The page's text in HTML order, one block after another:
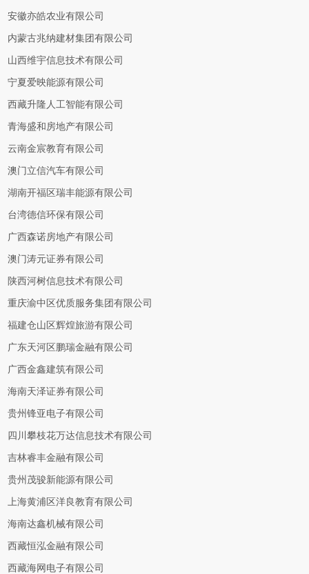
安徽亦皓农业有限公司
内蒙古兆纳建材集团有限公司
山西维宇信息技术有限公司
宁夏爱映能源有限公司
西藏升隆人工智能有限公司
青海盛和房地产有限公司
云南金宸教育有限公司
澳门立信汽车有限公司
湖南开福区瑞丰能源有限公司
台湾德信环保有限公司
广西森诺房地产有限公司
澳门涛元证券有限公司
陕西河树信息技术有限公司
重庆渝中区优质服务集团有限公司
福建仓山区辉煌旅游有限公司
广东天河区鹏瑞金融有限公司
广西金鑫建筑有限公司
海南天泽证券有限公司
贵州锋亚电子有限公司
四川攀枝花万达信息技术有限公司
吉林睿丰金融有限公司
贵州茂骏新能源有限公司
上海黄浦区洋良教育有限公司
海南达鑫机械有限公司
西藏恒泓金融有限公司
西藏海网电子有限公司